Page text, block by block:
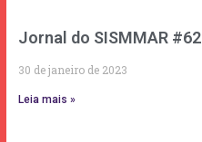
Jornal do SISMMAR #62
30 de janeiro de 2023
Leia mais »